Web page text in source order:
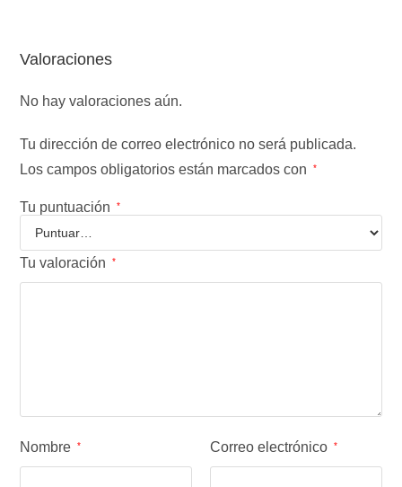
Valoraciones
No hay valoraciones aún.
Tu dirección de correo electrónico no será publicada.
Los campos obligatorios están marcados con
*
Tu puntuación *
Tu valoración *
Nombre * Correo electrónico *